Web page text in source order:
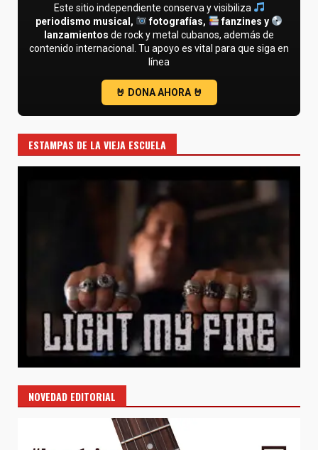
Este sitio independiente conserva y visibiliza
periodismo musical,
fotografías,
fanzines y
lanzamientos de rock y metal cubanos, además de
contenido internacional. Tu apoyo es vital para que siga en
línea
ESTAMPAS DE LA VIEJA ESCUELA
NOVEDAD EDITORIAL